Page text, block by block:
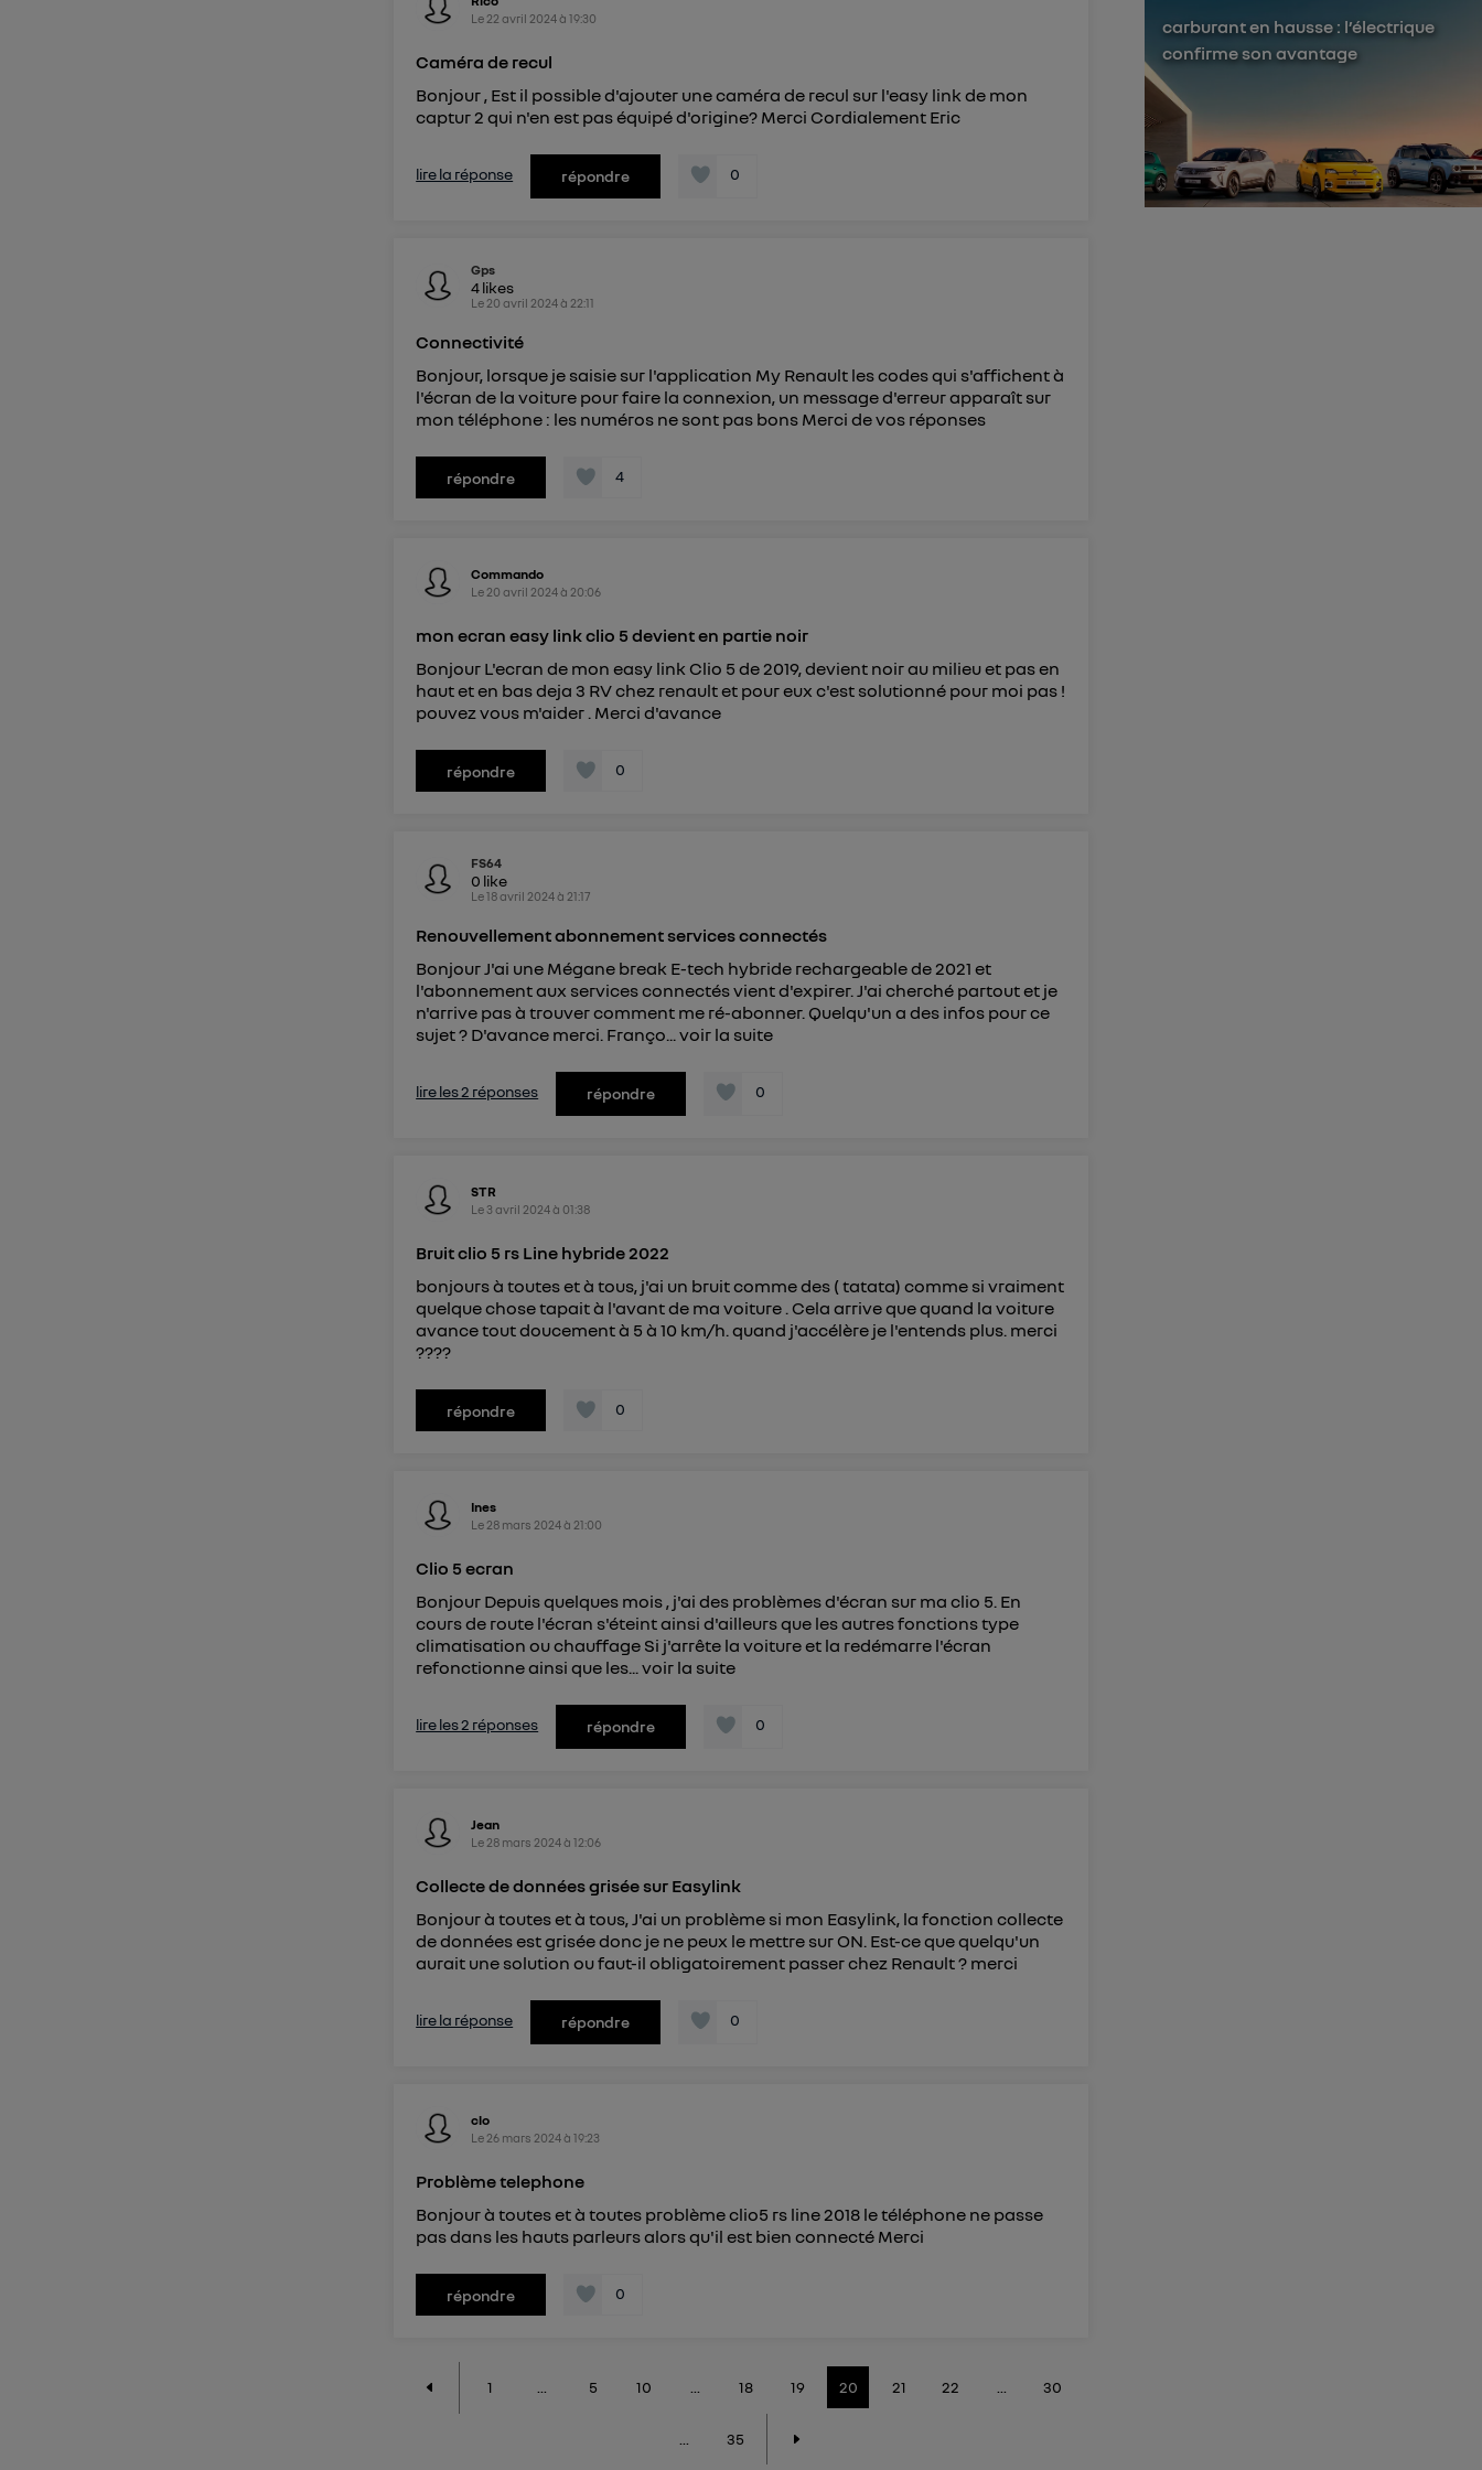
Le 22 avril 2024à19:30
Caméra de recul
Bonjour , Est il possible d'ajouter une caméra de recul sur l'easy link de mon
captur 2 qui n'en est pas équipé d'origine? Merci Cordialement Eric
lire la réponse répondre 0
Gps
4likes
Le 20 avril 2024à 22:11
Connectivité
Bonjour, lorsque je saisie sur l'application My Renault les codes qui s'affichent à
l'écran de la voiture pour faire la connexion, un message d'erreur apparaît sur
mon téléphone : les numéros ne sont pas bons Merci de vos réponses
répondre 4
Commando
Le 20 avril 2024à 20:06
mon ecran easy link clio 5 devient en partie noir
Bonjour L'ecran de mon easy link Clio 5 de 2019, devient noir au milieu et pas en
haut et en bas deja 3 RV chez renault et pour eux c'est solutionné pour moi pas !
pouvez vous m'aider . Merci d'avance
répondre 0
FS64
0 like
Le18 avril 2024à 21:17
Renouvellement abonnement services connectés
Bonjour J'ai une Mégane break E-tech hybride rechargeable de 2021 et
l'abonnement aux services connectés vient d'expirer. J'ai cherché partout et je
n'arrive pas à trouver comment me ré-abonner. Quelqu'un a des infos pour ce
sujet ? D'avance merci. Franço...voir la suite
lire les 2 réponses répondre 0
STR
Le 3 avril 2024à 01:38
Bruit clio 5 rs Line hybride 2022
bonjours à toutes et à tous, j'ai un bruit comme des ( tatata) comme si vraiment
quelque chose tapait à l'avant de ma voiture . Cela arrive que quand la voiture
avance tout doucement à 5 à 10 km/h. quand j'accélère je l'entends plus. merci
????
répondre 0
Ines
Le 28 mars 2024à 21:00
Clio 5 ecran
Bonjour Depuis quelques mois , j'ai des problèmes d'écran sur ma clio 5. En
cours de route l'écran s'éteint ainsi d'ailleurs que les autres fonctions type
climatisation ou chauffage Si j'arrête la voiture et la redémarre l'écran
refonctionne ainsi que les...voir la suite
lire les 2 réponses répondre 0
Jean
Le 28 mars 2024à12:06
Collecte de données grisée sur Easylink
Bonjour à toutes et à tous, J'ai un problème si mon Easylink, la fonction collecte
de données est grisée donc je ne peux le mettre sur ON. Est-ce que quelqu'un
aurait une solution ou faut-il obligatoirement passer chez Renault ? merci
lire la réponse répondre 0
clo
Le 26 mars 2024à19:23
Problème telephone
Bonjour à toutes et à toutes problème clio5 rs line 2018 le téléphone ne passe
pas dans les hauts parleurs alors qu'il est bien connecté Merci
répondre 0
1 5 10 18 19 20 21 22 30
35
carburant en hausse : l’électrique
confirme son avantage
Pour uneconnexion foyer(ex : Wi-Fi), la personnalisation sera basée sur la navigation des membres du foyer
Pour une connexion mobile
Vous pouvez à tout moment retirer ce consentement surle portail d’Utiq
") ou via la page « gérer Utiq » en bas de ce site. Pour plus
d'informations, veuillez consulter
personnelles d'Utiq